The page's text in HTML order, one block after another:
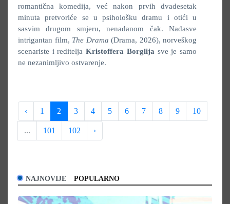
romantična komedija, već nakon prvih dvadesetak
minuta pretvoriće se u psihološku dramu i otići u
sasvim drugom smjeru, nenadanom čak. Nadasve
intrigantan film, The Drama (Drama, 2026), norveškog
scenariste i rediteljaKristoffera Borglija sve je samo
ne nezanimljivo ostvarenje.
‹ 1 2 3 4 5 6 7 8 9 10
... 101 102 ›
NAJNOVIJE POPULARNO